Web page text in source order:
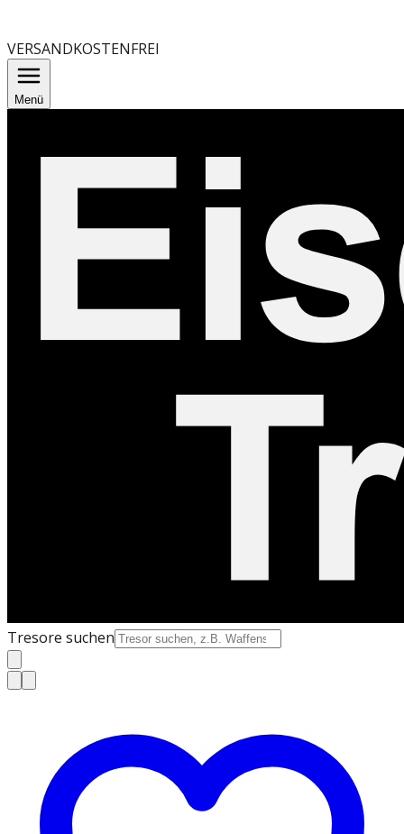
VERSANDKOSTENFREI
Menü
Tresore suchen